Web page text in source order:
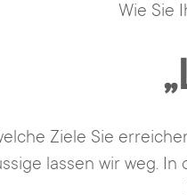
Wie Sie
Ziele Sie
lassen wir weg.